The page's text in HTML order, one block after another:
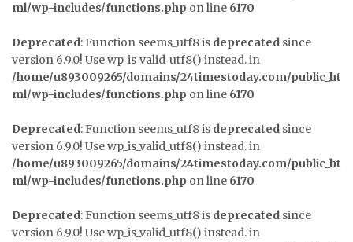
ml/wp-includes/functions.php on line 6170
Deprecated: Function seems_utf8 is deprecated since
version 6.9.0! Use wp_is_valid_utf8() instead. in
/home/u893009265/domains/24timestoday.com/public_ht
ml/wp-includes/functions.php on line 6170
Deprecated: Function seems_utf8 is deprecated since
version 6.9.0! Use wp_is_valid_utf8() instead. in
/home/u893009265/domains/24timestoday.com/public_ht
ml/wp-includes/functions.php on line 6170
Deprecated: Function seems_utf8 is deprecated since
version 6.9.0! Use wp_is_valid_utf8() instead. in